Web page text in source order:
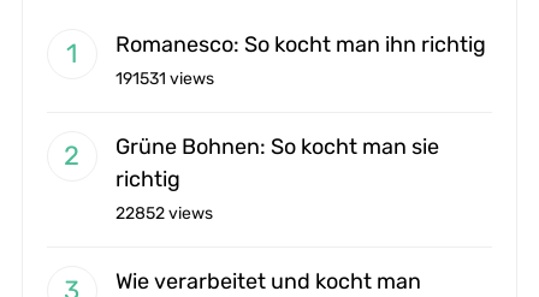
Romanesco: So kocht man ihn richtig
191531 views
Grüne Bohnen: So kocht man sie
richtig
22852 views
Wie verarbeitet und kocht man